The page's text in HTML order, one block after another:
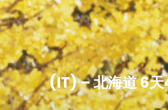
(IT) – 北海道 6天